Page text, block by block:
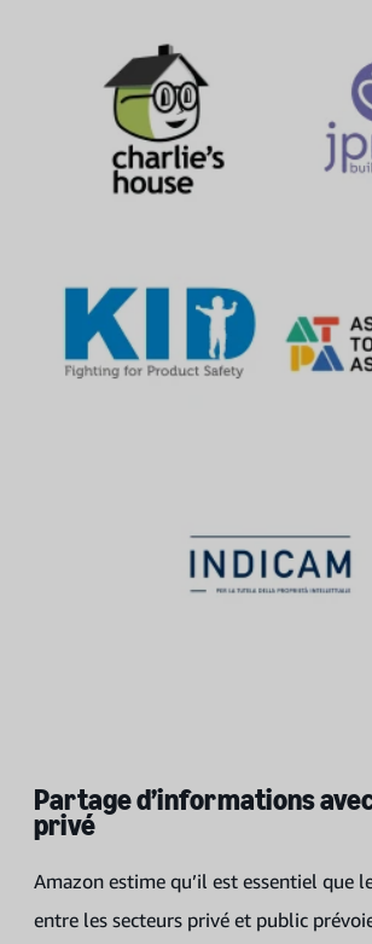
Partage d’informations
privé
Amazon estime qu’il est essentiel que
entre les secteurs privé et public